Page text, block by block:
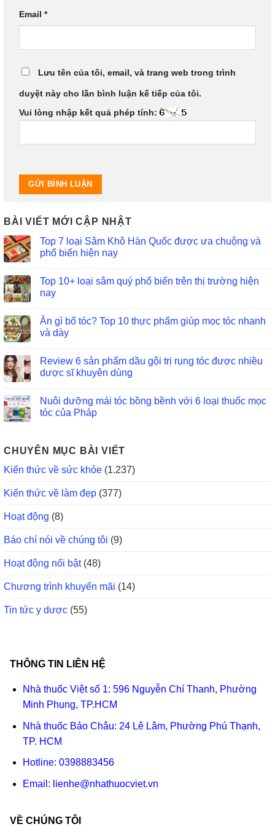
Email *
Lưu tên của tôi, email, và trang web trong trình
duyệt này cho lần bình luận kế tiếp của tôi.
Vui lòng nhập kết quả phép tính:
BÀI VIẾT MỚI CẬP NHẬT
Top 7 loại Sâm Khô Hàn Quốc được ưa chuộng và
phổ biến hiện nay
Top 10+ loại sâm quý phổ biến trên thị trường hiện
nay
Ăn gì bổ tóc? Top 10 thực phẩm giúp mọc tóc nhanh
và dày
Review 6 sản phẩm dầu gội trị rụng tóc được nhiều
dược sĩ khuyên dùng
Nuôi dưỡng mái tóc bồng bềnh với 6 loại thuốc mọc
tóc của Pháp
CHUYÊN MỤC BÀI VIẾT
Kiến thức về sức khỏe (1.237)
Kiến thức về làm đẹp (377)
Hoạt động (8)
Báo chí nói về chúng tôi (9)
Hoạt động nổi bật(48)
Chương trình khuyến mãi (14)
Tin tức y dược (55)
THÔNG TIN LIÊN HỆ
Nhà thuốc Việt số 1: 596 Nguyễn Chí Thanh, Phường
Minh Phụng, TP.HCM
Nhà thuốc Bảo Châu: 24 Lê Lâm, Phường Phú Thạnh,
TP. HCM
Hotline: 0398883456
Email: lienhe@nhathuocviet.vn
VỀ CHÚNG TÔI